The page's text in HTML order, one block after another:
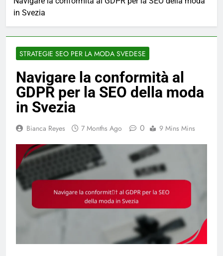
in Svezia
STRATEGIE SEO PER LA MODA SVEDESE
Navigare la conformità al
GDPR per la SEO della moda
in Svezia
Bianca Reyes 7 Months Ago 0 9 Mins Mins